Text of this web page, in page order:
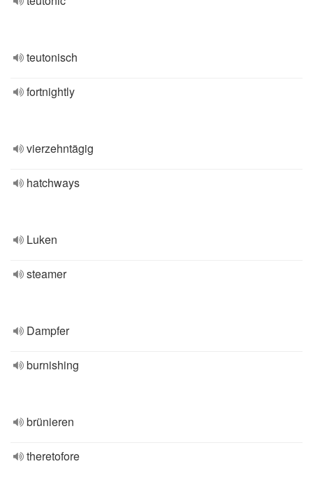
teutonisch
fortnightly
vierzehntägig
hatchways
Luken
steamer
Dampfer
burnishing
brünieren
theretofore